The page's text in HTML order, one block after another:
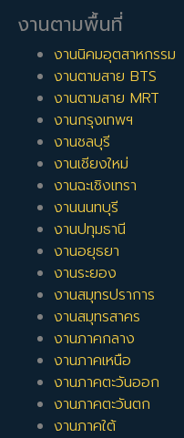
งานตามพื้นที่
งานนิคมอุตสาหกรรม
งานตามสาย BTS
งานตามสาย MRT
งานกรุงเทพฯ
งานชลบุรี
งานเชียงใหม่
งานฉะเชิงเทรา
งานนนทบุรี
งานปทุมธานี
งานอยุธยา
งานระยอง
งานสมุทรปราการ
งานสมุทรสาคร
งานภาคกลาง
งานภาคเหนือ
งานภาคตะวันออก
งานภาคตะวันตก
งานภาคใต้